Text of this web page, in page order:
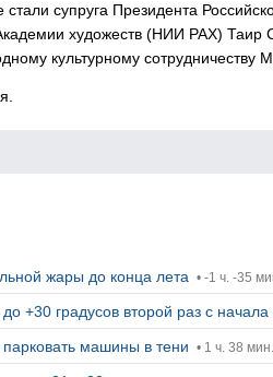
супруга Президента
художеств (НИИ РАХ) Таир
культурному сотрудничеству
жары до конца лета • -1 ч. -35
+30 градусов второй раз с начала
машины в тени • 1 ч. 38